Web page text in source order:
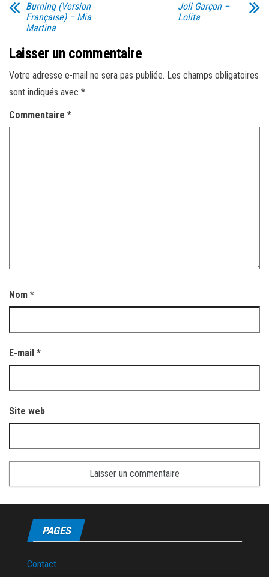
Burning (Version
Française) – Mia
Martina
Joli Garçon –
Lolita
Laisser un commentaire
Votre adresse e-mail ne sera pas publiée. Les champs obligatoires
sont indiqués avec *
Commentaire *
Nom *
E-mail *
Site web
PAGES
Contact